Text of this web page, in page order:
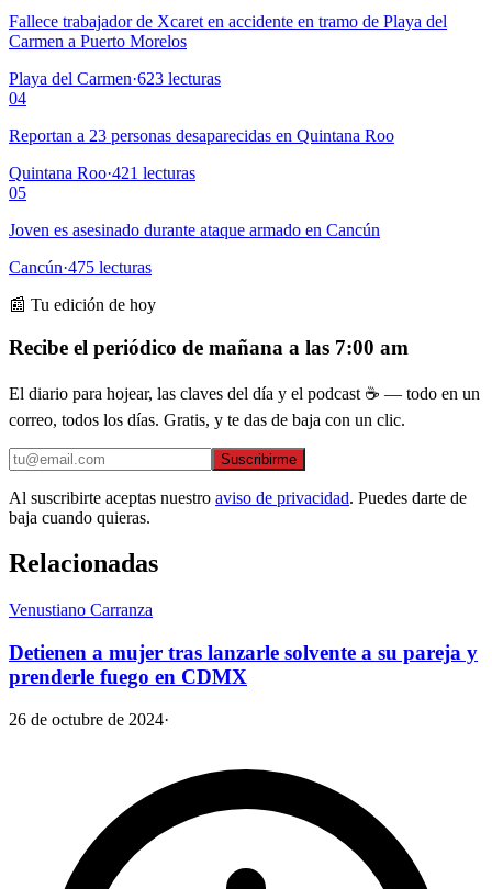
Fallece trabajador de Xcaret en accidente en tramo de Playa del
Carmen a Puerto Morelos
Playa del Carmen·623 lecturas
04
Reportan a 23 personas desaparecidas en Quintana Roo
Quintana Roo·421 lecturas
05
Joven es asesinado durante ataque armado en Cancún
Cancún·475 lecturas
📰 Tu edición de hoy
Recibe el periódico de mañana a las 7:00 am
El diario para hojear, las claves del día y el podcast ☕ — todo en un
correo, todos los días. Gratis, y te das de baja con un clic.
Suscribirme
Al suscribirte aceptas nuestro aviso de privacidad. Puedes darte de
baja cuando quieras.
Relacionadas
Venustiano Carranza
Detienen a mujer tras lanzarle solvente a su pareja y
prenderle fuego en CDMX
26 de octubre de 2024·